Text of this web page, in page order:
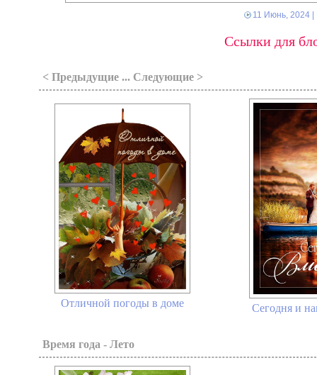
11 Июнь, 2024
Ссылки для
< Предыдущие ... Следующие >
Отличной погоды в доме Сегодня и
Время года - Лето